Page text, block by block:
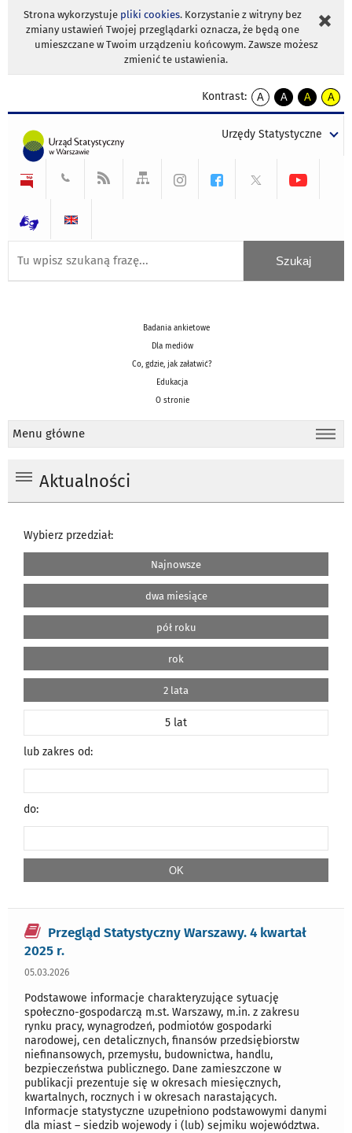
Strona wykorzystuje pliki cookies. Korzystanie z witryny bez
zmiany ustawień Twojej przeglądarki oznacza, że będą one
umieszczane w Twoim urządzeniu końcowym. Zawsze możesz
zmienić te ustawienia.
Kontrast:
A
kontrast
A
kontrast
tekst
czarnym
A
kontrast
tekst
czarnym
A
tekst
żółtym
Urzędy Statystyczne
Badania ankietowe
Dla mediów
Co, gdzie, jak załatwić?
Edukacja
O stronie
Menu główne
Aktualności
Wybierz przedział:
Najnowsze
dwa miesiące
pół roku
rok
2 lata
5 lat
lub zakres od:
do:
Przegląd Statystyczny Warszawy. 4 kwartał
2025 r.
05.03.2026
Podstawowe informacje charakteryzujące sytuację
społeczno-gospodarczą m.st. Warszawy, m.in. z zakresu
rynku pracy, wynagrodzeń, podmiotów gospodarki
narodowej, cen detalicznych, finansów przedsiębiorstw
niefinansowych, przemysłu, budownictwa, handlu,
bezpieczeństwa publicznego. Dane zamieszczone w
publikacji prezentuje się w okresach miesięcznych,
kwartalnych, rocznych i w okresach narastających.
Informacje statystyczne uzupełniono podstawowymi danymi
dla miast – siedzib wojewody i (lub) sejmiku województwa.